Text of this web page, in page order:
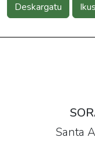
Deskargatu
Santa